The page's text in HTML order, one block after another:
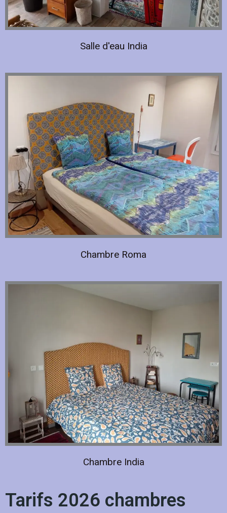
Salle d'eau India
Chambre Roma
Chambre India
Tarifs 2026 chambres